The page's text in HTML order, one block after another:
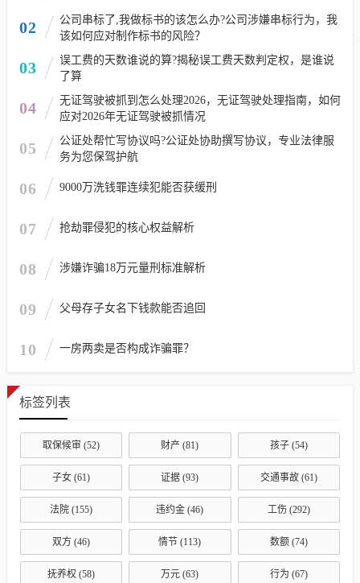
02
公司串标了,我做标书的该怎么办?公司涉嫌串标行为，我
该如何应对制作标书的风险？
03
误工费的天数谁说的算?揭秘误工费天数判定权，是谁说
了算
04
无证驾驶被抓到怎么处理2026，无证驾驶处理指南，如何
应对2026年无证驾驶被抓情况
05
公证处帮忙写协议吗?公证处协助撰写协议，专业法律服
务为您保驾护航
06 9000万洗钱罪连续犯能否获缓刑
07 抢劫罪侵犯的核心权益解析
08 涉嫌诈骗18万元量刑标准解析
09 父母存子女名下钱款能否追回
10 一房两卖是否构成诈骗罪？
标签列表
取保候审 (52) 财产 (81) 孩子(54)
子女 (61) 证据 (93) 交通事故(61)
法院 (155) 违约金 (46) 工伤(292)
双方 (46) 情节 (113) 数额(74)
抚养权 (58) 万元 (63) 行为 (67)